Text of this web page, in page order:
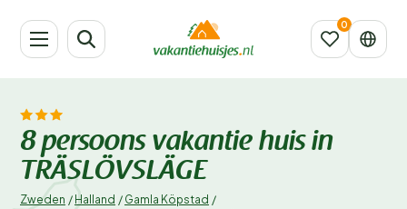
8 persoons vakantie huis in
TRÄSLÖVSLÄGE
Zweden / Halland / Gamla Köpstad /